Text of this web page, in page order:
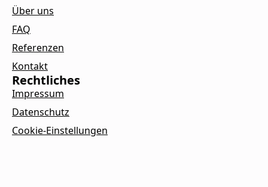
Über uns
FAQ
Referenzen
Kontakt
Rechtliches
Impressum
Datenschutz
Cookie-Einstellungen